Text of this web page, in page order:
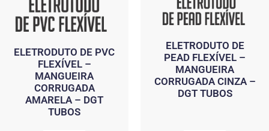
ELETRODUTO DE PVC
FLEXÍVEL –
MANGUEIRA
CORRUGADA
AMARELA – DGT
TUBOS
ELETRODUTO DE
PEAD FLEXÍVEL –
MANGUEIRA
CORRUGADA CINZA –
DGT TUBOS